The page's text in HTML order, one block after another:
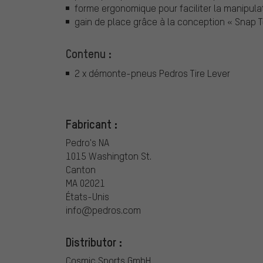
forme ergonomique pour faciliter la
gain de place grâce à la conception « Snap
Contenu :
2 x démonte-pneus Pedros Tire Lever
Fabricant :
Pedro's NA
1015 Washington St.
Canton
MA 02021
États-Unis
info@pedros.com
Distributor :
Cosmic Sports GmbH